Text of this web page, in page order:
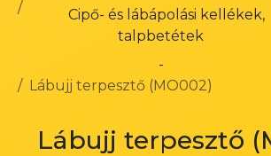
Cipő- és lábápolási kellékek,
talpbetétek
Lábujj terpesztő (MO002)
Lábujj terpesztő